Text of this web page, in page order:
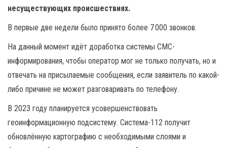
несуществующих происшествиях.
В первые две недели было принято более 7 000 звонков.
На данный момент идёт доработка системы СМС-
информирования, чтобы оператор мог не только получать, но и
отвечать на присылаемые сообщения, если заявитель по какой-
либо причине не может разговаривать по телефону.
В 2023 году планируется усовершенствовать
геоинформационную подсистему. Система-112 получит
обновлённую картографию с необходимыми слоями и